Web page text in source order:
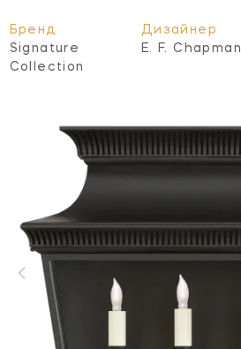
Бренд
Signature
Collection
Дизайнер
E. F. Chapman